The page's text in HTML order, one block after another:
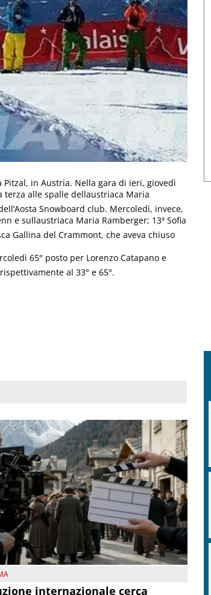
in Austria. Nella gara di ieri, giovedì
alle spalle dellaustriaca Maria
Snowboard club. Mercoledì, invece,
e sullaustriaca Maria Ramberger; 13ª Sofia
Gallina del Crammont, che aveva chiuso
65° posto per Lorenzo Catapano e
al 33° e 65°.
internazionale cerca